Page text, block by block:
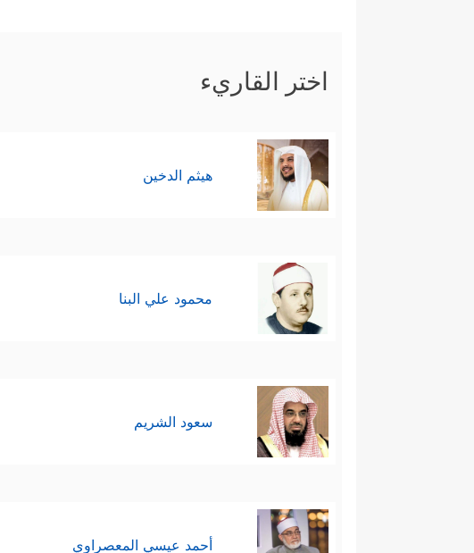
اختر القاريء
هيثم الدخين
محمود علي البنا
سعود الشريم
أحمد عيسي المعصراوي